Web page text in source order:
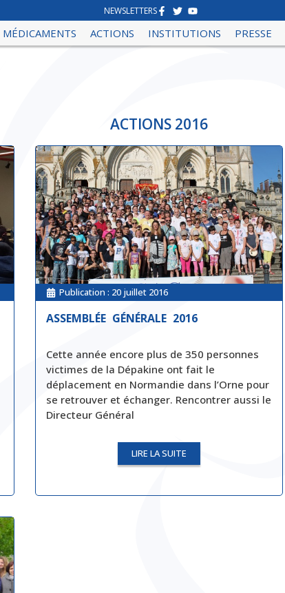
NEWSLETTERS
MÉDICAMENTS ACTIONS INSTITUTIONS PRESSE
ACTIONS 2016
Publication : 20 juillet 2016
ASSEMBLÉE GÉNÉRALE 2016
Cette année encore plus de 350 personnes
victimes de la Dépakine ont fait le
déplacement en Normandie dans l’Orne pour
se retrouver et échanger. Rencontrer aussi le
Directeur Général
LIRE LA SUITE